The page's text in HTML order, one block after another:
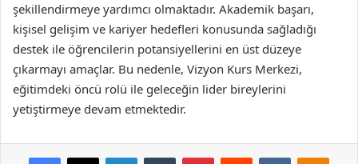
şekillendirmeye yardımcı olmaktadır. Akademik başarı,
kişisel gelişim ve kariyer hedefleri konusunda sağladığı
destek ile öğrencilerin potansiyellerini en üst düzeye
çıkarmayı amaçlar. Bu nedenle, Vizyon Kurs Merkezi,
eğitimdeki öncü rolü ile geleceğin lider bireylerini
yetiştirmeye devam etmektedir.
Facebook
X LinkedInTumblr PinterestReddit VKontakte